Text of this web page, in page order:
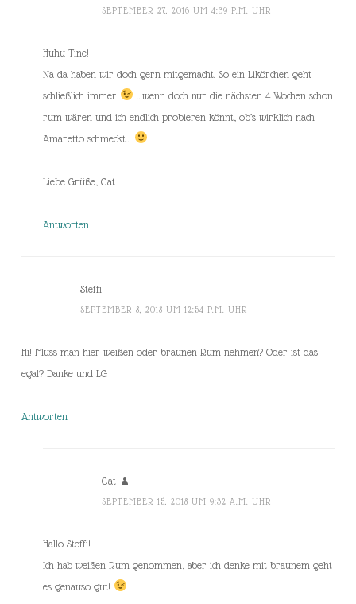
SEPTEMBER 27, 2016 UM 4:39 P.M. UHR
Huhu Tine!
Na da haben wir doch gern mitgemacht. So ein Likörchen geht
schließlich immer
…wenn doch nur die nächsten 4 Wochen schon
rum wären und ich endlich probieren könnt, ob’s wirklich nach
Amaretto schmeckt…
Liebe Grüße, Cat
Antworten
Steffi
SEPTEMBER 8, 2018 UM 12:54 P.M. UHR
Hi! Muss man hier weißen oder braunen Rum nehmen? Oder ist das
egal? Danke und LG
Antworten
Cat
SEPTEMBER 15, 2018 UM 9:32 A.M. UHR
Hallo Steffi!
Ich hab weißen Rum genommen, aber ich denke mit braunem geht
es genauso gut!